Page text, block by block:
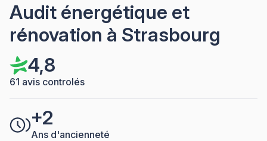
Audit énergétique et
rénovation à Strasbourg
4,8
61 avis controlés
+2
Ans d'ancienneté